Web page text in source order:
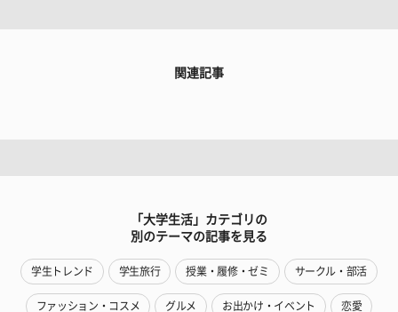
関連記事
「大学生活」カテゴリの
別のテーマの記事を見る
学生トレンド 学生旅行 授業・履修・ゼミ サークル・部活
ファッション・コスメ グルメ お出かけ・イベント 恋愛